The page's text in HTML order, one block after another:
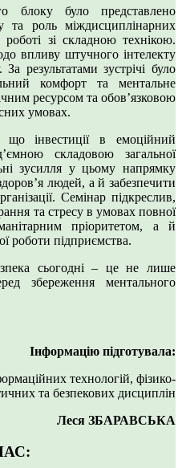
блоку було представлено
та роль міждисциплінарних
зі складною технікою.
впливу штучного інтелекту
результатами зустрічі було
комфорт та ментальне
ресурсом та обов’язковою
умовах.
інвестиції в емоційний
складовою загальної
зусилля у цьому напрямку
людей, а й забезпечити
Семінар підкреслив,
та стресу в умовах повної
пріоритетом, а й
роботи підприємства.
сьогодні – це не лише
збереження ментального
Інформацію підготувала:
технологій, фізико-
та безпекових дисциплін
Леся ЗБАРАВСЬКА